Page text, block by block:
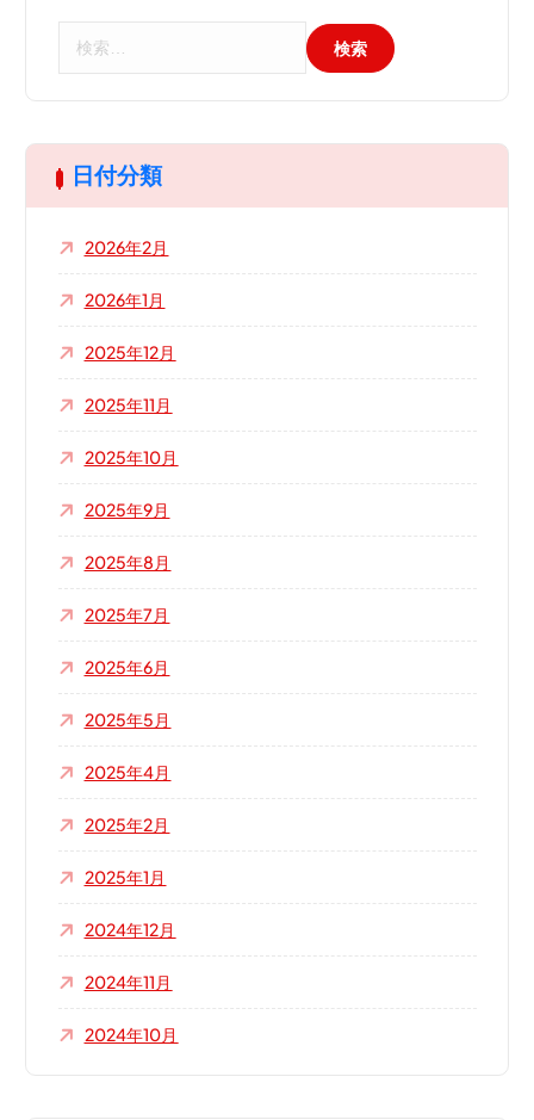
日付分類
2026年2月
2026年1月
2025年12月
2025年11月
2025年10月
2025年9月
2025年8月
2025年7月
2025年6月
2025年5月
2025年4月
2025年2月
2025年1月
2024年12月
2024年11月
2024年10月